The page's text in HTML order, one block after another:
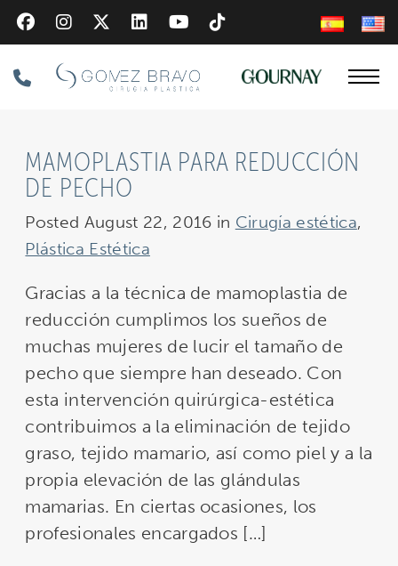
Skip
to
main
content
Phone
MAMOPLASTIA PARA REDUCCIÓN
DE PECHO
Posted August 22, 2016 in Cirugía estética,
Plástica Estética
Gracias a la técnica de mamoplastia de
reducción cumplimos los sueños de
muchas mujeres de lucir el tamaño de
pecho que siempre han deseado. Con
esta intervención quirúrgica-estética
contribuimos a la eliminación de tejido
graso, tejido mamario, así como piel y a la
propia elevación de las glándulas
mamarias. En ciertas ocasiones, los
profesionales encargados […]